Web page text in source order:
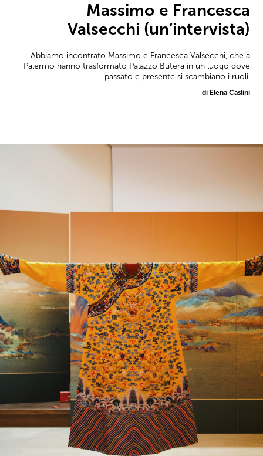
Massimo e Francesca
Valsecchi (un’intervista)
Abbiamo incontrato Massimo e Francesca Valsecchi, che a
Palermo hanno trasformato Palazzo Butera in un luogo dove
passato e presente si scambiano i ruoli.
di Elena Caslini